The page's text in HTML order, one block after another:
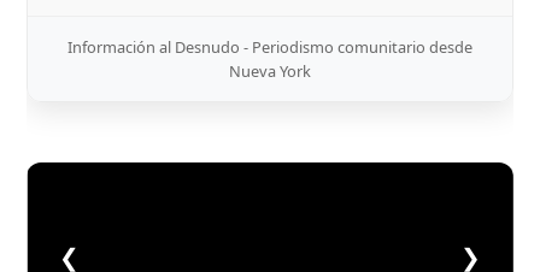
Información al Desnudo - Periodismo comunitario desde
Nueva York
❮ ❯